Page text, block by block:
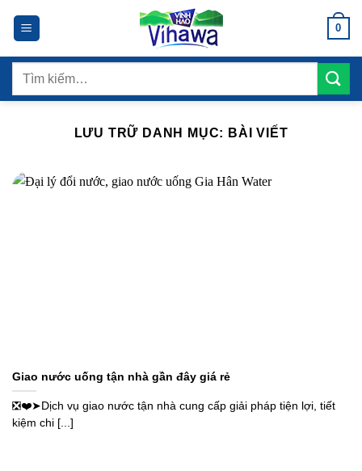
0
Tìm
LƯU TRỮ DANH MỤC: BÀI VIẾT
Giao nước uống tận nhà gần đây giá rẻ
❎❤️➤Dịch vụ giao nước tận nhà cung cấp giải pháp tiện lợi, tiết
kiệm chi [...]